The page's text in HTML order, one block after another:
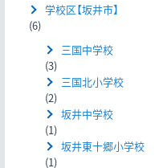
学校区【坂井市】
(6)
三国中学校
(3)
三国北小学校
(2)
坂井中学校
(1)
坂井東十郷小学校
(1)